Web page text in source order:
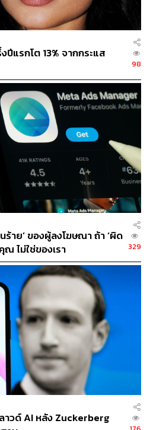
รชะลอการจ้างงาน มุ่งเน้นที่การ
ดียที่เกี่ยวข้อง และให้ความ
ประเมินว่าค่าใช้จ่ายในปี
ดอลลาร์ – 1.01 แสนล้าน
ป็นห่วงและต้องการใช้ควบคุม
นประสบการณ์ของ Facebook
อหาที่เลือกใช้อัลกอริทึมมากขึ้น
มน้อยลง นอกจากนี้ยังจัดลำดับ
นที่เรียกว่า Reels เพื่อต่อสู้กับคู่
ารในไตรมาส 3 พบว่า ผู้คนใช้
อร์มของ Meta ทุกวัน เมื่อเทียบ
ล้ว โดยมีผู้ใช้งาน 2.93 พันล้าน
เช่น Messenger และ
โนโลยีมีผู้ใช้งาน 3.71 พันล้าน
ากกว่า 2 พันล้านคนต่อเดือน และ
Reels มากขึ้น และนักการ
นในอัตราโดยนัย 3 พันล้าน
มมั่นใจให้กับนักลงทุนได้
รุนแรง แม้ว่าครั้งหนึ่งซักเคอร์
รอมาก่อน เมื่อตอบคำถามในปี
Instagram และ Messenger จะ
ำคัญก็คือแอปเหล่านั้นมีผู้ใช้
แรกโต 13% จากกระแส
98
ร้าย’ ของผู้ลงโฆษณา ถ้า ‘ผิด
ณ ไม่ใช่ของเรา
329
าวด์ AI หลัง Zuckerberg